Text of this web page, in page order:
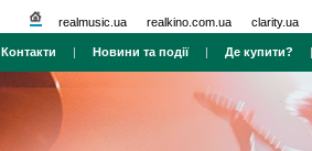
realmusic.ua realkino.com.ua clarity.ua
Контакти | Новини та події| Де купити?